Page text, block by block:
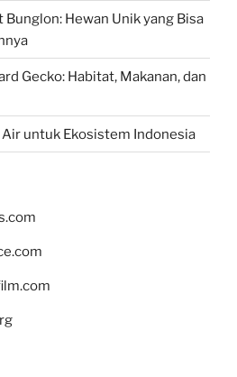
Hewan Unik yang Bisa
Gecko: Habitat, Makanan, dan
untuk Ekosistem Indonesia